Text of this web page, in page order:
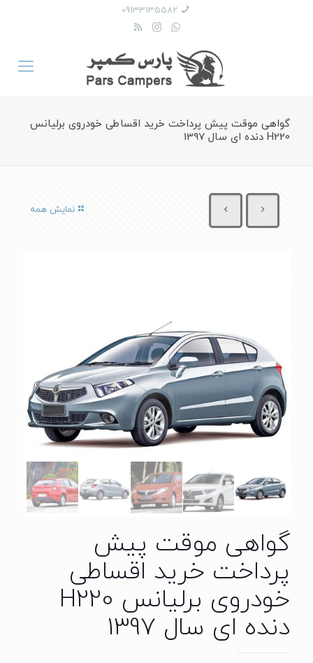
09133135582
گواهی موقت پیش پرداخت خرید اقساطی خودروی برلیانس
H220 دنده ای سال 1397
نمایش همه
گواهی موقت پیش
پرداخت خرید اقساطی
خودروی برلیانس H220
دنده ای سال 1397